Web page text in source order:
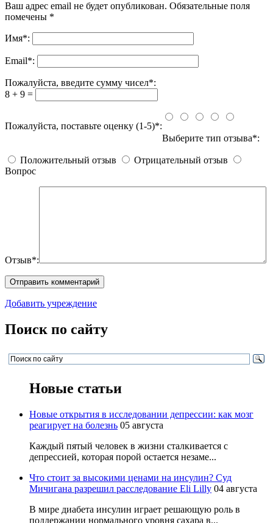
Ваш адрес email не будет опубликован. Обязательные поля
помечены *
Имя*:
Email*:
Пожалуйста, введите сумму чисел*:
8 + 9 =
Пожалуйста, поставьте оценку (1-5)*:
Выберите тип отзыва*:
Положительный отзыв
Отрицательный отзыв
Вопрос
Отзыв*:
Добавить учреждение
Поиск по сайту
Новые статьи
Новые открытия в исследовании депрессии: как мозг
реагирует на болезнь 05 августа
Каждый пятый человек в жизни сталкивается с
депрессией, которая порой остается незаме...
Что стоит за высокими ценами на инсулин? Суд
Мичигана разрешил расследование Eli Lilly 04 августа
В мире диабета инсулин играет решающую роль в
поддержании нормального уровня сахара в...